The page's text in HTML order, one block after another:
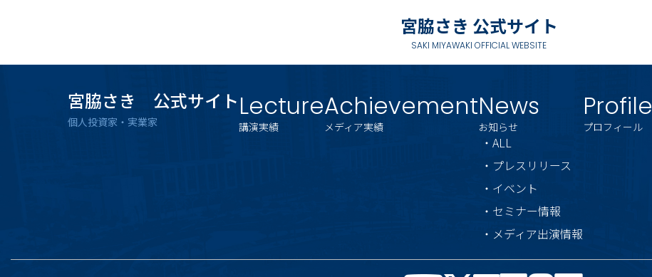
宮脇さき 公式サイト
SAKI MIYAWAKI OFFICIAL WEBSITE
宮脇さき 公式サイト
個人投資家・実業家 Lecture
講演実績
Achievement
メディア実績
News
お知らせ
・ALL
・プレスリリース
・イベント
・セミナー情報
・メディア出演情報
Profile
プロフィール